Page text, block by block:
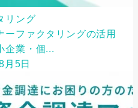
リング
ーファクタリングの活用
企業・個...
月5日